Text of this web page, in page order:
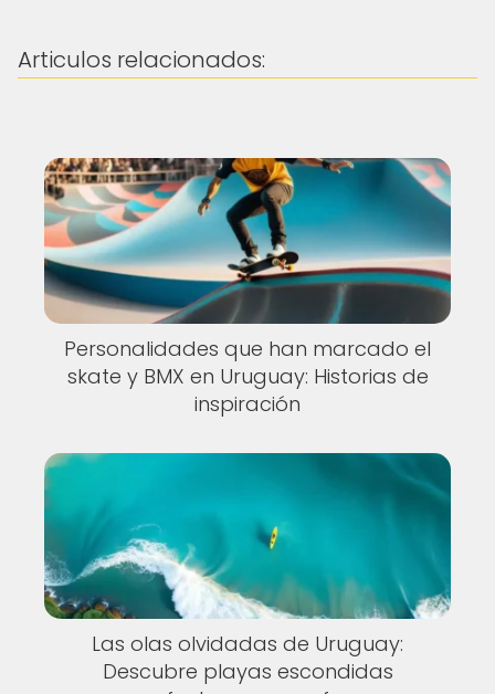
Articulos relacionados:
Personalidades que han marcado el
skate y BMX en Uruguay: Historias de
inspiración
Las olas olvidadas de Uruguay:
Descubre playas escondidas